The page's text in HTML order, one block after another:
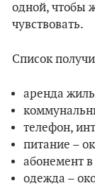
одной, чтобы
чувствовать.
Список
аренда
телефон,
питание –
абонемент
одежда –